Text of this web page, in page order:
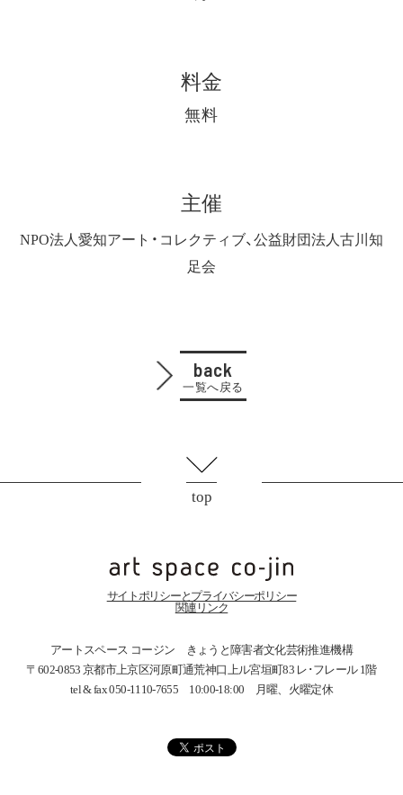
料金
無料
主催
NPO法人愛知アート・コレクティブ、公益財団法人古川知
足会
back
一覧へ戻る
top
サイトポリシーとプライバシーポリシー
関連リンク
アートスペース コージン きょうと障害者文化芸術推進機構
〒602-0853 京都市上京区河原町通荒神口上ル宮垣町83 レ･フレール 1階
tel & fax 050-1110-7655 10:00-18:00 月曜、火曜定休